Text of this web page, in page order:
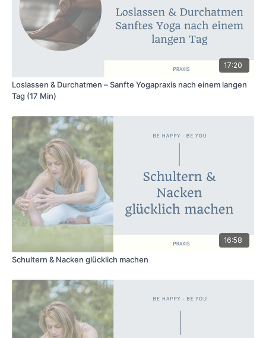
17:20
Loslassen & Durchatmen – Sanfte Yogapraxis nach einem langen
Tag (17 Min)
16:58
Schultern & Nacken glücklich machen